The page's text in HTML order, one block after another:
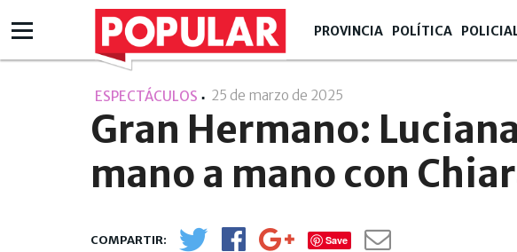
PROVINCIA POLÍTICA
ESPECTÁCULOS 25 de marzo de 2025
Gran Hermano:
mano a mano con
Save